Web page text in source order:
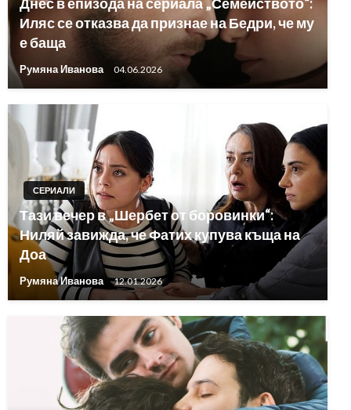
Днес в епизода на сериала „Семейството“:
Иляс се отказва да признае на Бедри, че му
е баща
Румяна Иванова 04.06.2026
СЕРИАЛИ
Тази вечер в „Шербет от боровинки“:
Ниляй завижда, че Фатих купува къща на
Доа
Румяна Иванова 12.01.2026